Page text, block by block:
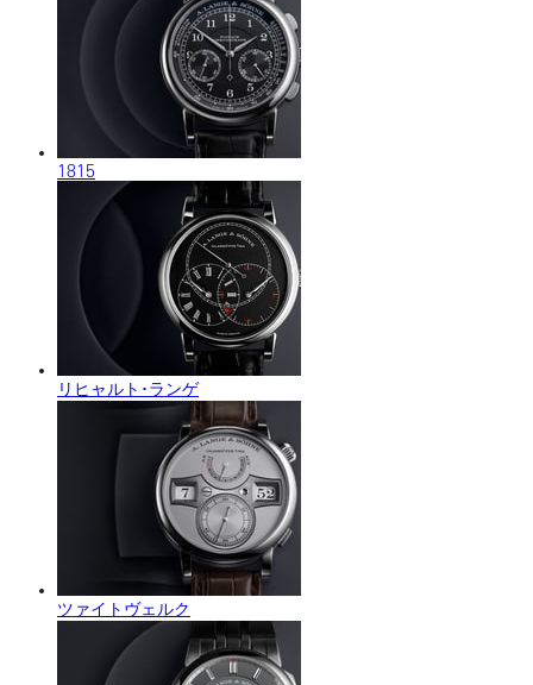
1815
リヒャルト･ランゲ
ツァイトヴェルク